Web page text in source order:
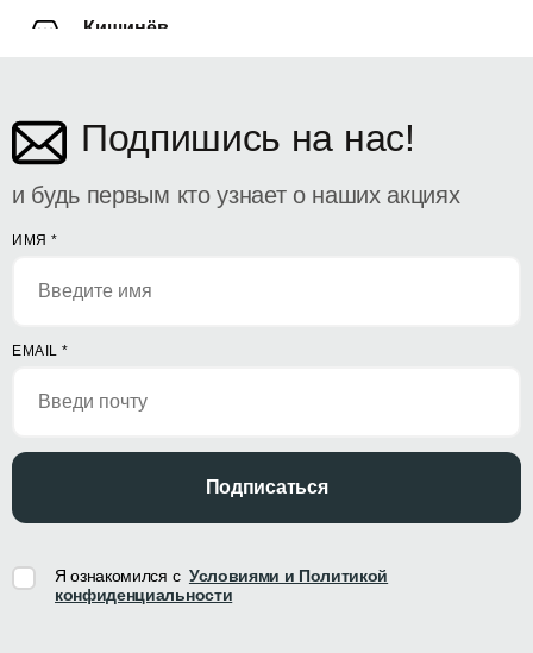
Кишинёв
Подпишись на нас!
и будь первым кто узнает о наших акциях
ИМЯ *
EMAIL *
Подписаться
Я ознакомился с Условиями и Политикой
конфиденциальности